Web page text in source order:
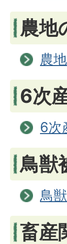
農地
農
6次
6次
鳥獣
鳥
畜産